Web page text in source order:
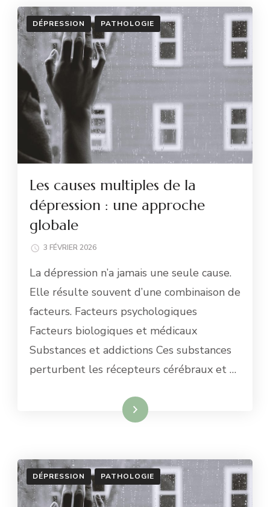
DÉPRESSION PATHOLOGIE
Les causes multiples de la
dépression : une approche
globale
3 FÉVRIER 2026
La dépression n’a jamais une seule cause.
Elle résulte souvent d’une combinaison de
facteurs. Facteurs psychologiques
Facteurs biologiques et médicaux
Substances et addictions Ces substances
perturbent les récepteurs cérébraux et …
Lire la suite
DÉPRESSION PATHOLOGIE